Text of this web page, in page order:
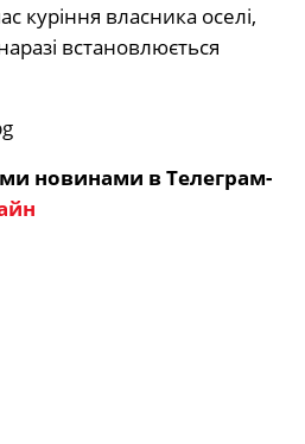
куріння власника оселі,
встановлюється
новинами в Телеграм-